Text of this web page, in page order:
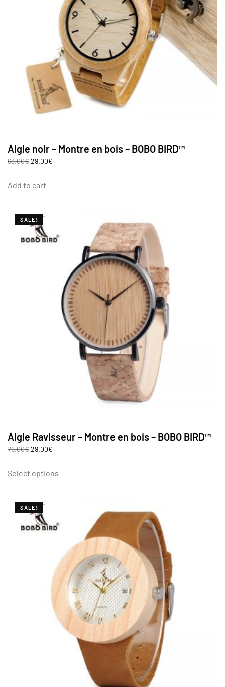
Aigle noir – Montre en bois – BOBO BIRD™
63.00€29.00€
Add to cart
SALE!
Aigle Ravisseur – Montre en bois – BOBO BIRD™
76.00€29.00€
Select options
SALE!